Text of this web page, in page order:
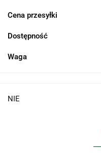
Cena przesyłki
Dostępność
Waga
NIE